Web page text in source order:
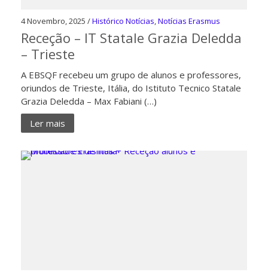
4 Novembro, 2025 /Histórico Notícias Notícias Erasmus
Receção – IT Statale Grazia Deledda
– Trieste
A EBSQF recebeu um grupo de alunos e professores,
oriundos de Trieste, Itália, do Istituto Tecnico Statale
Grazia Deledda – Max Fabiani (…)
Ler mais